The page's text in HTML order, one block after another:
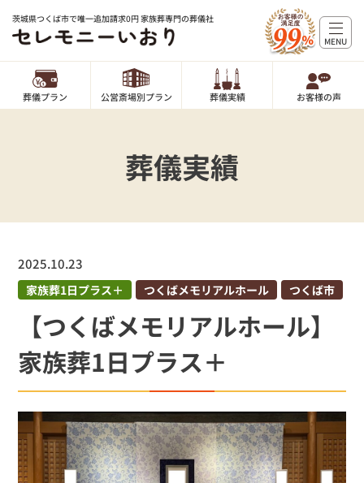
茨城県つくば市で唯一追加請求0円 家族葬専門の葬儀社
葬儀プラン 公営斎場別プラン 葬儀実績 お客様の声
MENU
葬儀実績
2025.10.23
家族葬1日プラス＋ つくばメモリアルホール つくば市
【つくばメモリアルホール】
家族葬1日プラス＋